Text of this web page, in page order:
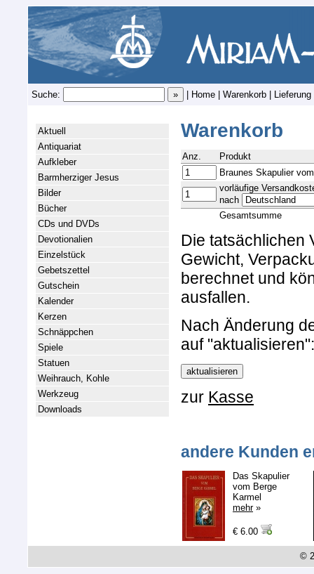
Suche: Home Warenkorb Lieferung
Aktuell
Antiquariat
Aufkleber
Barmherziger Jesus
Bilder
Bücher
CDs und DVDs
Devotionalien
Einzelstück
Gebetszettel
Gutschein
Kalender
Kerzen
Schnäppchen
Spiele
Statuen
Weihrauch, Kohle
Werkzeug
Downloads
Warenkorb
Anz.
Produkt
Braunes Skapulier
vorläufige
nach
Gesamtsumme
Die tatsächlichen
Gewicht,
berechnet und
ausfallen.
Nach Änderung
auf "aktualisieren":
zur Kasse
andere Kunden
Das Skapulier
vom Berge
Karmel
mehr»
€ 6.00
©